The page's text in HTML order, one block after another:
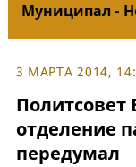
Муниципал -
3 МАРТА 2014,
Политсовет
отделение
передумал